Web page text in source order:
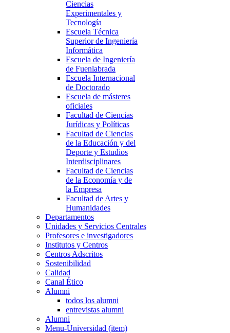
Ciencias
Experimentales y
Tecnología
Escuela Técnica
Superior de Ingeniería
Informática
Escuela de Ingeniería
de Fuenlabrada
Escuela Internacional
de Doctorado
Escuela de másteres
oficiales
Facultad de Ciencias
Jurídicas y Políticas
Facultad de Ciencias
de la Educación y del
Deporte y Estudios
Interdisciplinares
Facultad de Ciencias
de la Economía y de
la Empresa
Facultad de Artes y
Humanidades
Departamentos
Unidades y Servicios Centrales
Profesores e investigadores
Institutos y Centros
Centros Adscritos
Sostenibilidad
Calidad
Canal Ético
Alumni
todos los alumni
entrevistas alumni
Alumni
Menu-Universidad (item)